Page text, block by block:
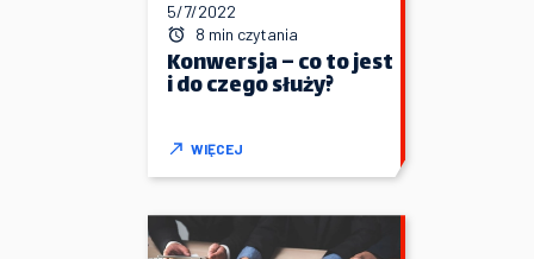
5/7/2022
8 min czytania
Konwersja – co to jest
i do czego służy?
WIĘCEJ